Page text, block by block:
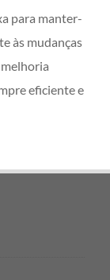
para manter-
às mudanças
eficiente e